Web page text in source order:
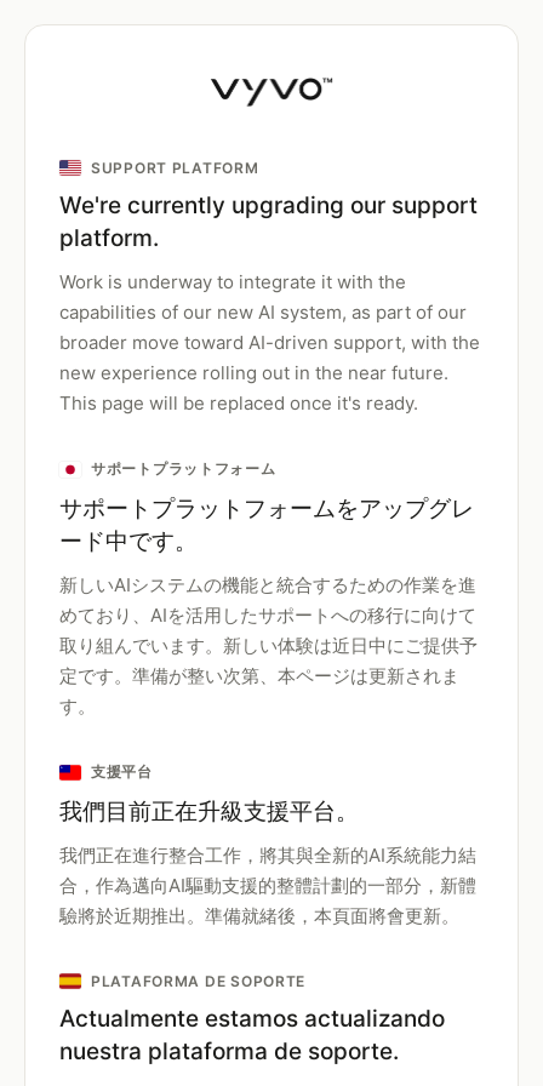
SUPPORT PLATFORM
We're currently upgrading our support
platform.
Work is underway to integrate it with the
capabilities of our new AI system, as part of our
broader move toward AI-driven support, with the
new experience rolling out in the near future.
This page will be replaced once it's ready.
サポートプラットフォーム
サポートプラットフォームをアップグレ
ード中です。
新しいAIシステムの機能と統合するための作業を進
めており、AIを活用したサポートへの移行に向けて
取り組んでいます。新しい体験は近日中にご提供予
定です。準備が整い次第、本ページは更新されま
す。
支援平台
我們目前正在升級支援平台。
我們正在進行整合工作，將其與全新的AI系統能力結
合，作為邁向AI驅動支援的整體計劃的一部分，新體
驗將於近期推出。準備就緒後，本頁面將會更新。
PLATAFORMA DE SOPORTE
Actualmente estamos actualizando
nuestra plataforma de soporte.